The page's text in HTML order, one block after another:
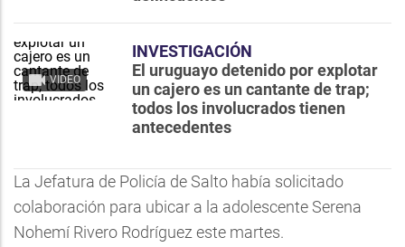
VIDEO
INVESTIGACIÓN
El uruguayo detenido por explotar
un cajero es un cantante de trap;
todos los involucrados tienen
antecedentes
La Jefatura de Policía de Salto había solicitado
colaboración para ubicar a la adolescente Serena
Nohemí Rivero Rodríguez este martes.